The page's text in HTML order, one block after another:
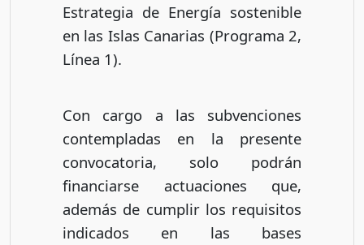
Estrategia de Energía sostenible
en las Islas Canarias (Programa 2,
Línea 1).
Con cargo a las subvenciones
contempladas en la presente
convocatoria, solo podrán
financiarse actuaciones que,
además de cumplir los requisitos
indicados en las bases